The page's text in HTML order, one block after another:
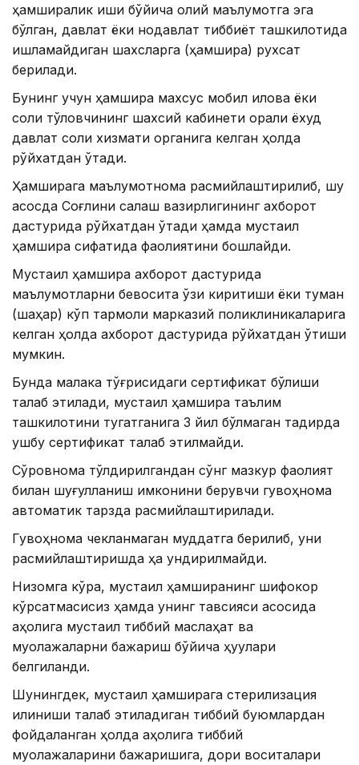
ҳамширалик иши бўйича олий маълумотга эга
бўлган, давлат ёки нодавлат тиббиёт ташкилотида
ишламайдиган шахсларга (ҳамшира) рухсат
берилади.
Бунинг учун ҳамшира махсус мобил илова ёки
солиқ тўловчининг шахсий кабинети орқали ёхуд
давлат солиқ хизмати органига келган ҳолда
рўйхатдан ўтади.
Ҳамширага маълумотнома расмийлаштирилиб, шу
асосда Соғлиқни сақлаш вазирлигининг ахборот
дастурида рўйхатдан ўтади ҳамда мустақил
ҳамшира сифатида фаолиятини бошлайди.
Мустақил ҳамшира ахборот дастурида
маълумотларни бевосита ўзи киритиши ёки туман
(шаҳар) кўп тармоқли марказий поликлиникаларига
келган ҳолда ахборот дастурида рўйхатдан ўтиши
мумкин.
Бунда малака тўғрисидаги сертификат бўлиши
талаб этилади, мустақил ҳамшира таълим
ташкилотини тугатганига 3 йил бўлмаган тақдирда
ушбу сертификат талаб этилмайди.
Сўровнома тўлдирилгандан сўнг мазкур фаолият
билан шуғулланиш имконини берувчи гувоҳнома
автоматик тарзда расмийлаштирилади.
Гувоҳнома чекланмаган муддатга берилиб, уни
расмийлаштиришда ҳақ ундирилмайди.
Низомга кўра, мустақил ҳамширанинг шифокор
кўрсатмасисиз ҳамда унинг тавсияси асосида
аҳолига мустақил тиббий маслаҳат ва
муолажаларни бажариш бўйича ҳуқуқлари
белгиланди.
Шунингдек, мустақил ҳамширага стерилизация
қилиниши талаб этиладиган тиббий буюмлардан
фойдаланган ҳолда аҳолига тиббий
муолажаларини бажаришига, дори воситалари